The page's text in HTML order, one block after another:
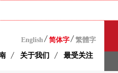
English 简体字 繁體字
关于我们 最受关注